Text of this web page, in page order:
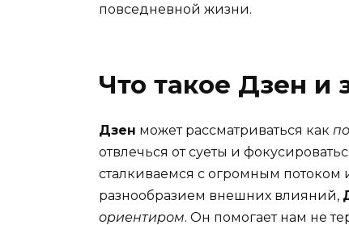
повседневной жизни.
Что такое Дзен и
Дзен может рассматриваться как
отвлечься от суеты и
сталкиваемся с огромным
разнообразием внешних влияний,
ориентиром. Он помогает нам не